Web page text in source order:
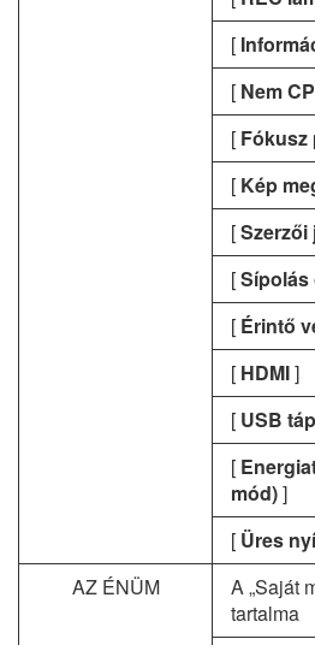
[
[ Nem
[ Fókusz
[ Kép
[
[
[ Érintő
[ HDMI]
[ USB
[
mód)]
[ Üres
AZ ÉNÜM
A „Saját
tartalma